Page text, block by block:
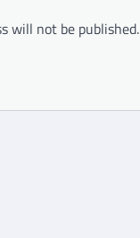
will not be published.